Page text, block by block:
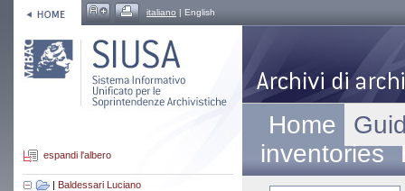
italiano | English
espandi l'albero
| Baldessari Luciano
Home
inventories